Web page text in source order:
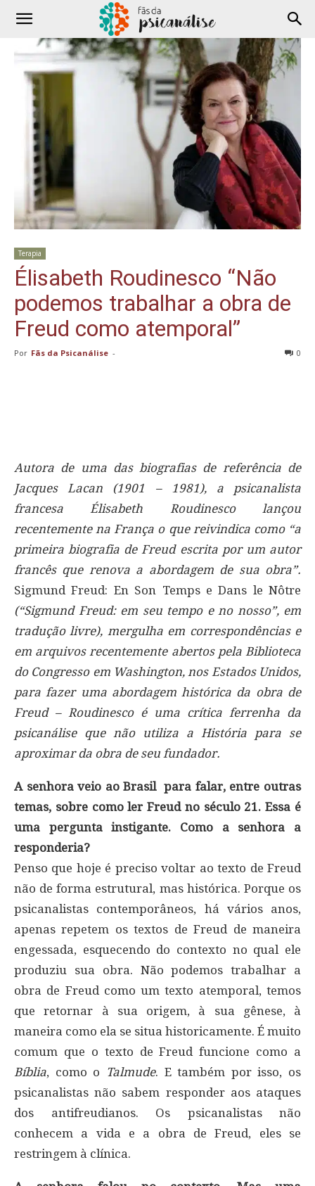
Terapia
Élisabeth Roudinesco “Não
podemos trabalhar a obra de
Freud como atemporal”
Por Fãs da Psicanálise - 0
Autora de uma das biografias de referência de
Jacques Lacan (1901 – 1981), a psicanalista
francesa Élisabeth Roudinesco lançou
recentemente na França o que reivindica como “a
primeira biografia de Freud escrita por um autor
francês que renova a abordagem de sua obra”.
Sigmund Freud: En Son Temps e Dans le Nôtre
(“Sigmund Freud: em seu tempo e no nosso”, em
tradução livre), mergulha em correspondências e
em arquivos recentemente abertos pela Biblioteca
do Congresso em Washington, nos Estados Unidos,
para fazer uma abordagem histórica da obra de
Freud – Roudinesco é uma crítica ferrenha da
psicanálise que não utiliza a História para se
aproximar da obra de seu fundador.
A senhora veio ao Brasil para falar, entre outras
temas, sobre como ler Freud no século 21. Essa é
uma pergunta instigante. Como a senhora a
responderia?
Penso que hoje é preciso voltar ao texto de Freud
não de forma estrutural, mas histórica. Porque os
psicanalistas contemporâneos, há vários anos,
apenas repetem os textos de Freud de maneira
engessada, esquecendo do contexto no qual ele
produziu sua obra. Não podemos trabalhar a
obra de Freud como um texto atemporal, temos
que retornar à sua origem, à sua gênese, à
maneira como ela se situa historicamente. É muito
comum que o texto de Freud funcione como a
Bíblia, como o Talmude. E também por isso, os
psicanalistas não sabem responder aos ataques
dos antifreudianos. Os psicanalistas não
conhecem a vida e a obra de Freud, eles se
restringem à clínica.